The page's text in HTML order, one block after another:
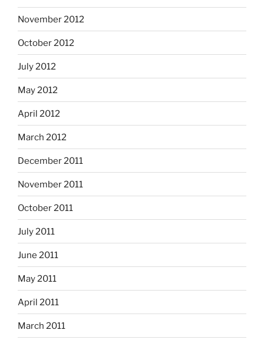
November 2012
October 2012
July 2012
May 2012
April 2012
March 2012
December 2011
November 2011
October 2011
July 2011
June 2011
May 2011
April 2011
March 2011